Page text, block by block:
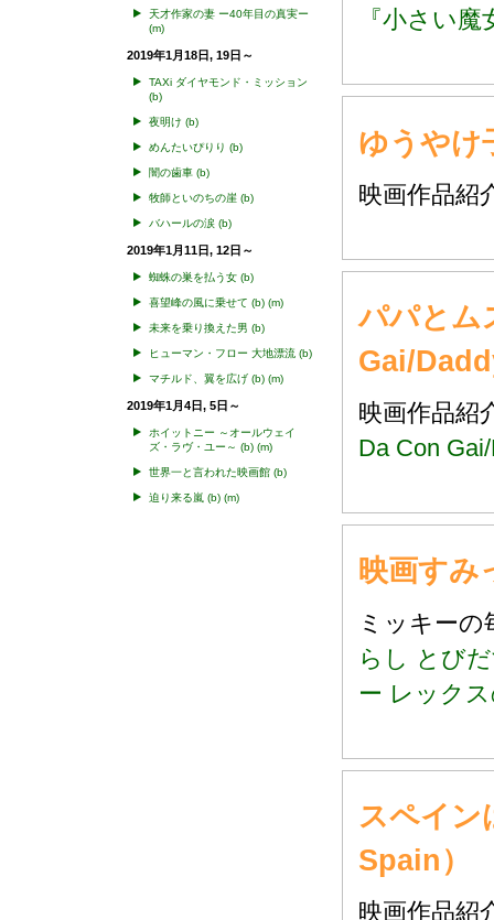
天才作家の妻 ー40年目の真実ー
(m)
2019年1月18日, 19日～
TAXi ダイヤモンド・ミッション
(b)
夜明け (b)
めんたいぴりり (b)
闇の歯車 (b)
牧師といのちの崖 (b)
バハールの涙 (b)
2019年1月11日, 12日～
蜘蛛の巣を払う女 (b)
喜望峰の風に乗せて (b) (m)
未来を乗り換えた男 (b)
ヒューマン・フロー 大地漂流 (b)
マチルド、翼を広げ (b) (m)
2019年1月4日, 5日～
ホイットニー ～オールウェイ
ズ・ラヴ・ユー～ (b) (m)
世界一と言われた映画館 (b)
迫り来る嵐 (b) (m)
『小さい
ゆうやけ
映画作品
パパとム
Gai/
映画作品
Da Con
映画すみ
ミッキー
らし とび
ー レック
スペイ
Spain）
映画作品